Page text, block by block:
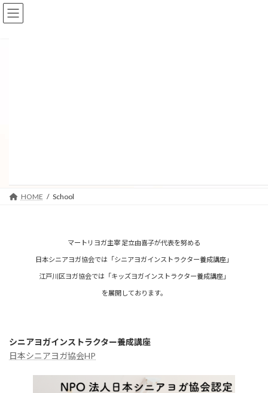
コ
ン
ナ
ビ
HOME School
マートリヨガ主宰 足立由喜子が代表を努める
日本シニアヨガ協会では「シニアヨガインストラクター養成講座」
江戸川区ヨガ協会では「キッズヨガインストラクター養成講座」
を展開しております。
シニアヨガインストラクター養成講座
日本シニアヨガ協会HP